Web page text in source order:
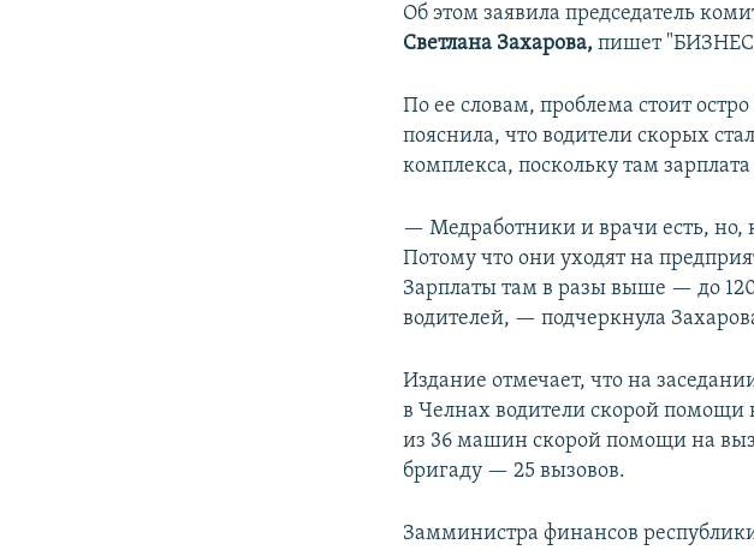
Об этом заявила председатель
Светлана Захарова,пишет
По ее словам, проблема стоит
пояснила, что водители скорых
комплекса, поскольку там
— Медработники и врачи есть, но,
Потому что они уходят на
Зарплаты там в разы выше — до
водителей, — подчеркнула
Издание отмечает, что на
в Челнах водители скорой помощи
из 36 машин скорой помощи на
бригаду — 25 вызовов.
Замминистра финансов